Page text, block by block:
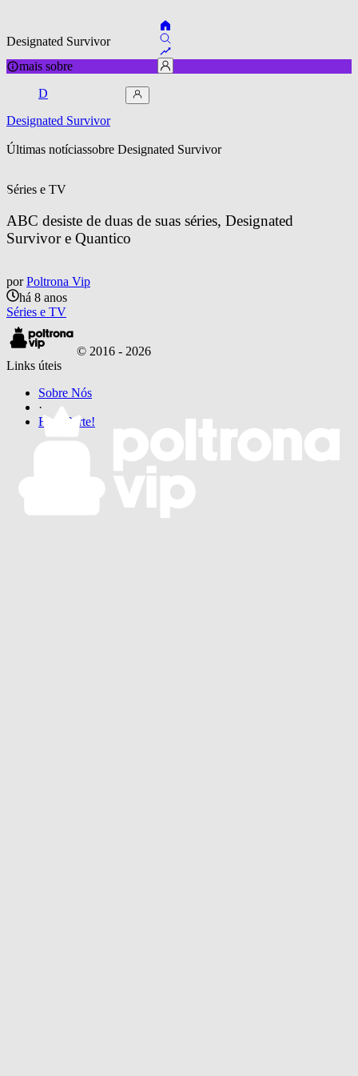
Designated Survivor
mais sobre
D
Designated Survivor
Últimas notíciassobre Designated Survivor
Séries e TV
ABC desiste de duas de suas séries, Designated
Survivor e Quantico
por Poltrona Vip
há 8 anos
Séries e TV
© 2016 - 2026
Links úteis
Sobre Nós
·
Faça Parte!